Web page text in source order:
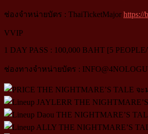
ช่องจำหน่ายบัตร : ThaiTicketMajor https://
VVIP
1 DAY PASS : 100,000 BAHT [5
ช่องทางจำหน่ายบัตร :